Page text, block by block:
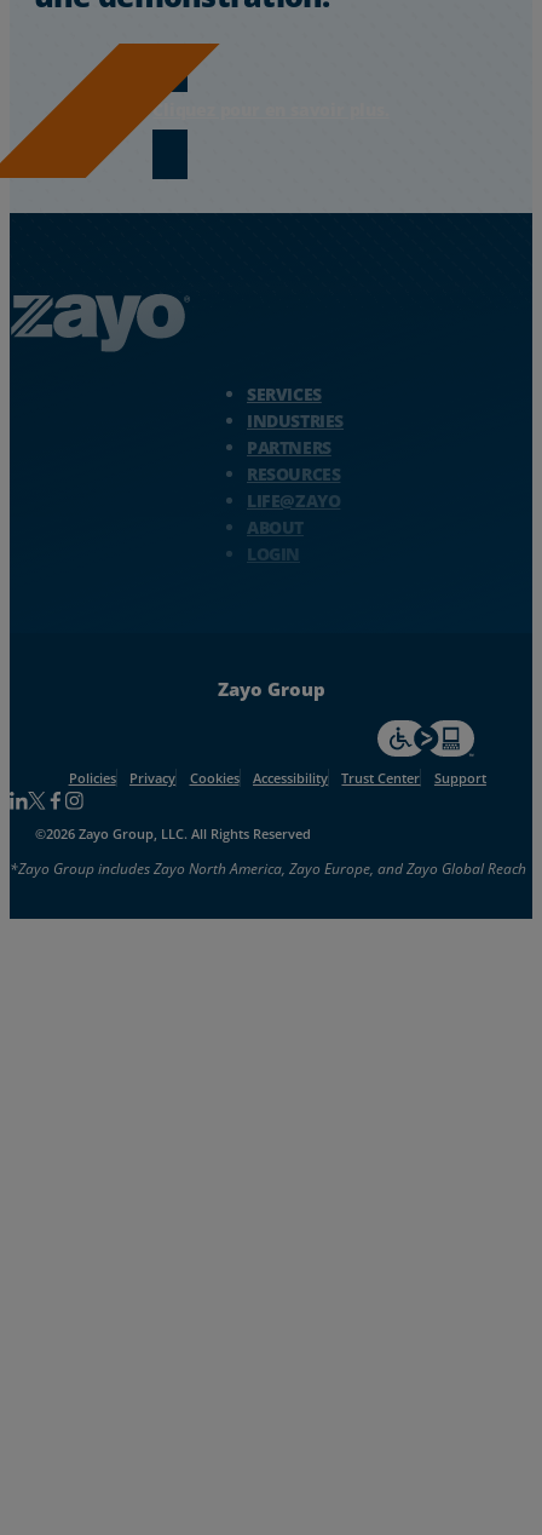
Cliquez pour en savoir plus.
SERVICES
INDUSTRIES
PARTNERS
RESOURCES
LIFE@ZAYO
ABOUT
LOGIN
Zayo Group
For accessiblity
Policies Privacy Cookies Accessibility Trust Center Support
Follow us on Linkedin
Follow us on Facebook
Follow us on Facebook
Follow us on Instagram
©2026 Zayo Group, LLC. All Rights Reserved
*Zayo Group includes Zayo North America, Zayo Europe, and Zayo Global Reach